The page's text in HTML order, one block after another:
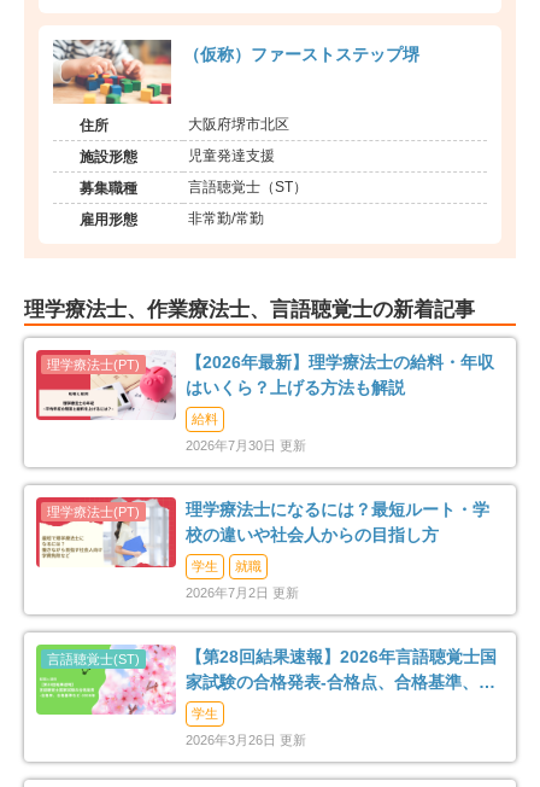
（仮称）ファーストステップ堺
住所 大阪府堺市北区
施設形態 児童発達支援
募集職種 言語聴覚士（ST）
雇用形態 非常勤/常勤
理学療法士、作業療法士、言語聴覚士の新着記事
【2026年最新】理学療法士の給料・年収
はいくら？上げる方法も解説
給料
2026年7月30日 更新
理学療法士になるには？最短ルート・学
校の違いや社会人からの目指し方
学生
就職
2026年7月2日 更新
【第28回結果速報】2026年言語聴覚士国
家試験の合格発表-合格点、合格基準、合
格率など-
学生
2026年3月26日 更新